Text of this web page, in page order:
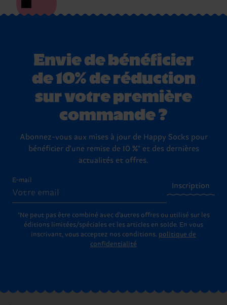
Envie de bénéficier
de 10% de réduction
sur votre première
commande ?
Abonnez-vous aux mises à jour de Happy Socks pour
bénéficier d'une remise de 10 %* et des dernières
actualités et offres.
E-mail
Inscription
*Ne peut pas être combiné avec d'autres offres ou utilisé sur les
éditions limitées/spéciales et les articles en solde. En vous
inscrivant, vous acceptez nos conditions. politique de
confidentialité